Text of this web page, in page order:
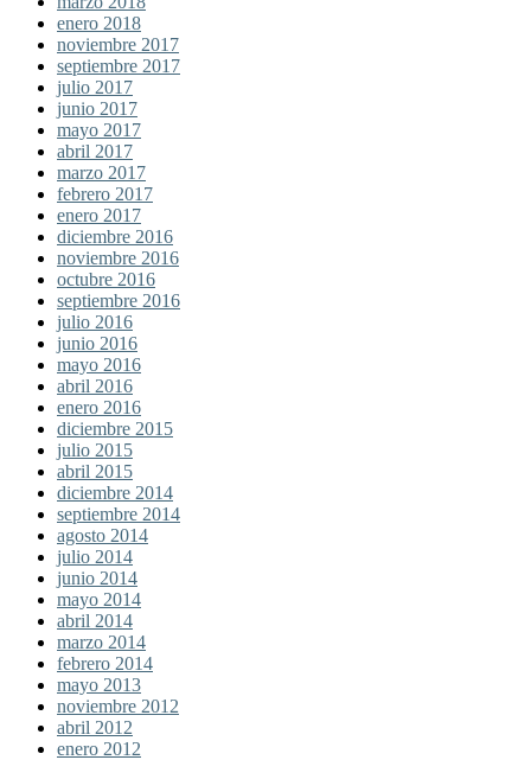
enero 2018
noviembre 2017
septiembre 2017
julio 2017
junio 2017
mayo 2017
abril 2017
marzo 2017
febrero 2017
enero 2017
diciembre 2016
noviembre 2016
octubre 2016
septiembre 2016
julio 2016
junio 2016
mayo 2016
abril 2016
enero 2016
diciembre 2015
julio 2015
abril 2015
diciembre 2014
septiembre 2014
agosto 2014
julio 2014
junio 2014
mayo 2014
abril 2014
marzo 2014
febrero 2014
mayo 2013
noviembre 2012
abril 2012
enero 2012